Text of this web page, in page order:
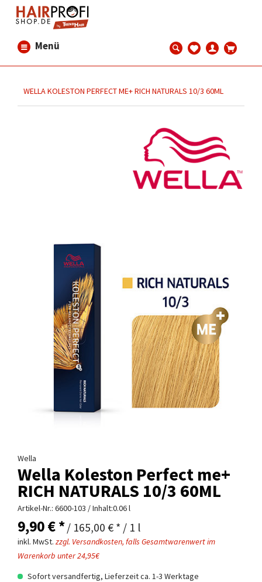
Menü
WELLA KOLESTON PERFECT ME+ RICH NATURALS 10/3 60ML
Wella
Wella Koleston Perfect me+
RICH NATURALS 10/3 60ML
Artikel-Nr.: 6600-103 / Inhalt:0.06 l
9,90 € */ 165,00 € * / 1 l
inkl. MwSt. zzgl. Versandkosten, falls Gesamtwarenwert im
Warenkorb unter 24,95€
Sofort versandfertig, Lieferzeit ca. 1-3 Werktage